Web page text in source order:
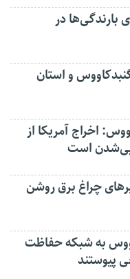
درصدی بارندگی‌ها در
و استان
اخراج آمریکا از
است
چراغ برق روشن
به شبکه حفاظت
پیوستند